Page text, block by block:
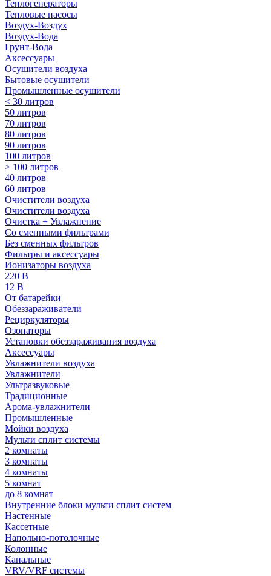
Теплогенераторы
Тепловые насосы
Воздух-Воздух
Воздух-Вода
Грунт-Вода
Аксессуары
Осушители воздуха
Бытовые осушители
Промышленные осушители
< 30 литров
50 литров
70 литров
80 литров
90 литров
100 литров
> 100 литров
40 литров
60 литров
Очистители воздуха
Очистители воздуха
Очистка + Увлажнение
Cо сменными фильтрами
Без сменных фильтров
Фильтры и аксессуары
Ионизаторы воздуха
220 В
12 В
От батарейки
Обеззараживатели
Рециркуляторы
Озонаторы
Установки обеззараживания воздуха
Аксессуары
Увлажнители воздуха
Увлажнители
Ультразвуковые
Традиционные
Арома-увлажнители
Промышленные
Мойки воздуха
Мульти сплит системы
2 комнаты
3 комнаты
4 комнаты
5 комнат
до 8 комнат
Внутренние блоки мульти сплит систем
Настенные
Кассетные
Напольно-потолочные
Колонные
Канальные
VRV/VRF системы